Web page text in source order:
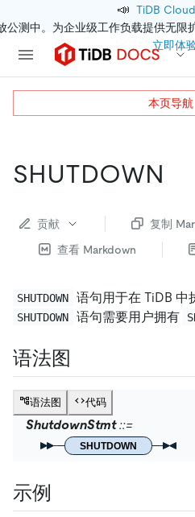
📣 TiDB
公测中。为企业级工作负载提供无限
立即体
SHUTDOWN
贡献
复制
查看 Markdown
SHUTDOWN 语句用于在 TiDB 中
SHUTDOWN 语句需要用户拥有
语法图
语法图 代码
ShutdownStmt
SHUTDOWN
示例
本页导航